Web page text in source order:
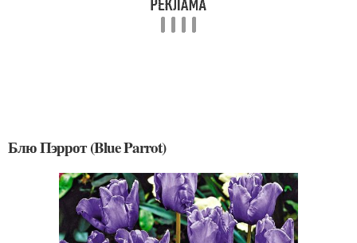
Блю Пэррот (Blue Parrot)